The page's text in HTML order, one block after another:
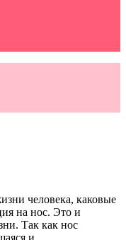
человека, каковые
на нос. Это и
Так как нос
и…